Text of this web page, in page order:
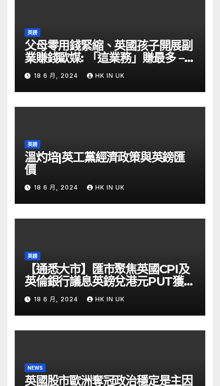
英鎊
父母零用錢緊縮、英國孩子開展副
業賺錢歐媒: 「這業務」賺最多 –
自由財經
18 6 月, 2024 HK IN UK
英鎊
溫灼培|英工黨經濟政策與英鎊匯
價
18 6 月, 2024 HK IN UK
英鎊
【通悉大市】匯市聚焦英國CPI及
英倫銀行議息英鎊兌港元PUT獲資
金留意 – Now 財經
18 6 月, 2024 HK IN UK
NEWS
英國股市歐洲奪冠政治穩定是主因